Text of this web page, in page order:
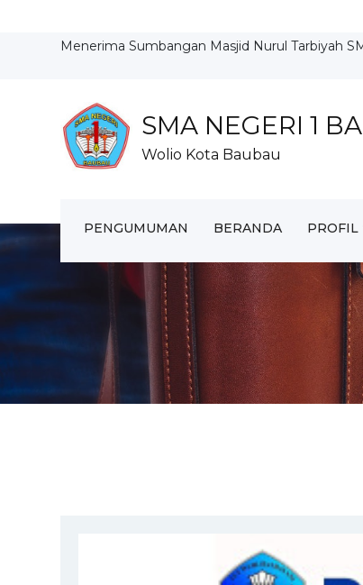
Menerima Sumbangan Masjid Nurul Tarbiyah
SMA NEGERI 1
Wolio Kota Baubau
PENGUMUMAN BERANDA PROFIL